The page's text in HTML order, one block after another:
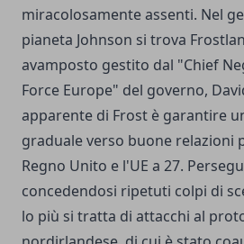
miracolosamente assenti. Nel
pianeta Johnson si trova
avamposto gestito dal "Chief
Force Europe" del governo,
apparente di Frost è garantire
graduale verso buone relazioni
Regno Unito e l'UE a 27.
concedendosi ripetuti colpi di
lo più si tratta di attacchi al